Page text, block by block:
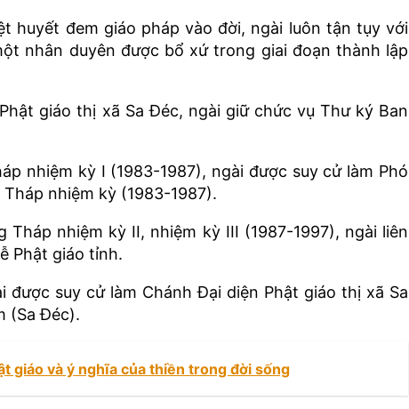
huyết đem giáo pháp vào đời, ngài luôn tận tụy với
nhân duyên được bổ xứ trong giai đoạn thành lập
giáo thị xã Sa Đéc, ngài giữ chức vụ Thư ký Ban
nhiệm kỳ I (1983-1987), ngài được suy cử làm Phó
nhiệm kỳ (1983-1987).
nhiệm kỳ II, nhiệm kỳ III (1987-1997), ngài liên
Phật giáo tỉnh.
được suy cử làm Chánh Đại diện Phật giáo thị xã Sa
(Sa Đéc).
giáo và ý nghĩa của thiền trong đời sống